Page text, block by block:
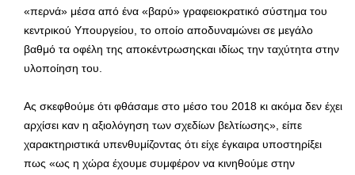
«περνά» μέσα από ένα «βαρύ» γραφειοκρατικό σύστημα του
κεντρικού Υπουργείου, το οποίο αποδυναμώνει σε μεγάλο
βαθμό τα οφέλη της αποκέντρωσηςκαι ιδίως την ταχύτητα στην
υλοποίηση του.
Ας σκεφθούμε ότι φθάσαμε στο μέσο του 2018 κι ακόμα δεν έχει
αρχίσει καν η αξιολόγηση των σχεδίων βελτίωσης», είπε
χαρακτηριστικά υπενθυμίζοντας ότι είχε έγκαιρα υποστηρίξει
πως «ως η χώρα έχουμε συμφέρον να κινηθούμε στην